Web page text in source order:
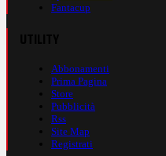
Fantacup
Abbonamenti
Prima Pagina
Store
Pubblicità
Rss
Site Map
Registrati